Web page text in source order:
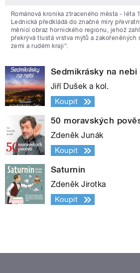
Románová kronika ztraceného města - léta
Lednická předkládá do značné míry
měnící obraz hornického regionu, jehož
překrývá tlustá vrstva mýtů a zakořeněných
zemi a rudém kraji“.
Sedmikrásky na nebi
Jiří Dušek a kol.
Koupit
50 moravských
Zdeněk Junák
Koupit
Saturnin
Zdeněk Jirotka
Koupit